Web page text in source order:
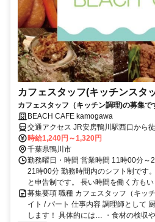
カフェスタッフ(キッチンスタ
カフェスタッフ（キッチン調理)の募集で
BEACH CAFE kamogawa
交通アクセス JR安房鴨川駅西口から
くです。 車・バイク・自転車通勤OK
す。
時給1,240円～1,320円
千葉県鴨川市
勤務曜日・時間 営業時間 11時00分～
21時00分 勤務時間内のシフト制です
と申告制です。 長い時間を働く方もい
募集要項 職種 カフェスタッフ（キッ
イト / パート 仕事内容 調理師として
します！ 具体的には… ・食材の検収や